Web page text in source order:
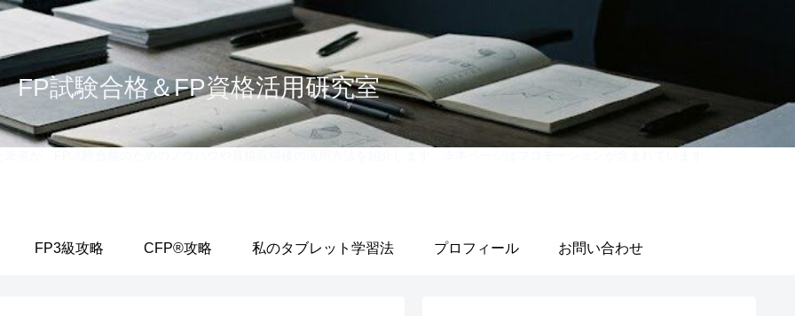
FP試験合格＆FP資格活用研究室
FP3級攻略 CFP®攻略 私のタブレット学習法 プロフィール お問い合わせ